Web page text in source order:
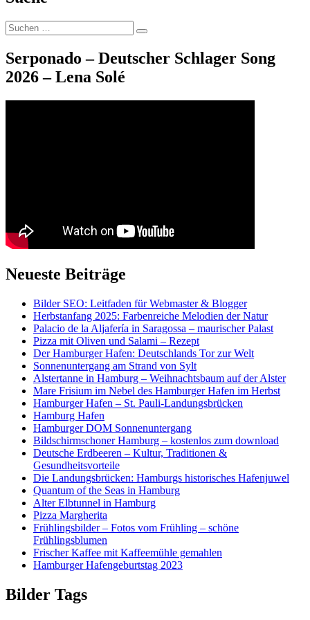
Suche
nach:
Suchen
Serponado – Deutscher Schlager Song
2026 – Lena Solé
Neueste Beiträge
Bilder SEO: Leitfaden für Webmaster & Blogger
Herbstanfang 2025: Farbenreiche Melodien der Natur
Palacio de la Aljafería in Saragossa – maurischer Palast
Pizza mit Oliven und Salami – Rezept
Der Hamburger Hafen: Deutschlands Tor zur Welt
Sonnenuntergang am Strand von Sylt
Alstertanne in Hamburg – Weihnachtsbaum auf der Alster
Mare Frisium im Nebel des Hamburger Hafen im Herbst
Hamburger Hafen – St. Pauli-Landungsbrücken
Hamburg Hafen
Hamburger DOM Sonnenuntergang
Bildschirmschoner Hamburg – kostenlos zum download
Deutsche Erdbeeren – Kultur, Traditionen &
Gesundheitsvorteile
Die Landungsbrücken: Hamburgs historisches Hafenjuwel
Quantum of the Seas in Hamburg
Alter Elbtunnel in Hamburg
Pizza Margherita
Frühlingsbilder – Fotos vom Frühling – schöne
Frühlingsblumen
Frischer Kaffee mit Kaffeemühle gemahlen
Hamburger Hafengeburtstag 2023
Bilder Tags